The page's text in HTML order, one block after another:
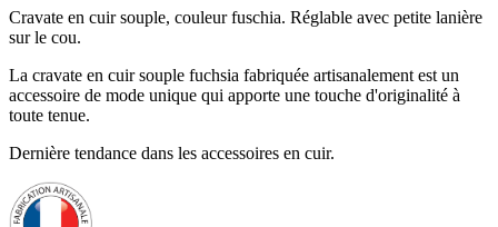
Cravate en cuir souple, couleur fuschia. Réglable avec petite lanière
sur le cou.
La cravate en cuir souple fuchsia fabriquée artisanalement est un
accessoire de mode unique qui apporte une touche d'originalité à
toute tenue.
Dernière tendance dans les accessoires en cuir.